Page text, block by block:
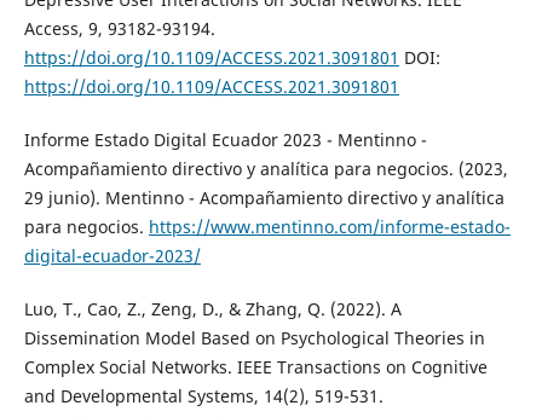
Access, 9, 93182-93194.
https://doi.org/10.1109/ACCESS.2021.3091801 DOI:
https://doi.org/10.1109/ACCESS.2021.3091801
Informe Estado Digital Ecuador 2023 - Mentinno -
Acompañamiento directivo y analítica para negocios. (2023,
29 junio). Mentinno - Acompañamiento directivo y analítica
para negocios. https://www.mentinno.com/informe-estado-
digital-ecuador-2023/
Luo, T., Cao, Z., Zeng, D., & Zhang, Q. (2022). A
Dissemination Model Based on Psychological Theories in
Complex Social Networks. IEEE Transactions on Cognitive
and Developmental Systems, 14(2), 519-531.